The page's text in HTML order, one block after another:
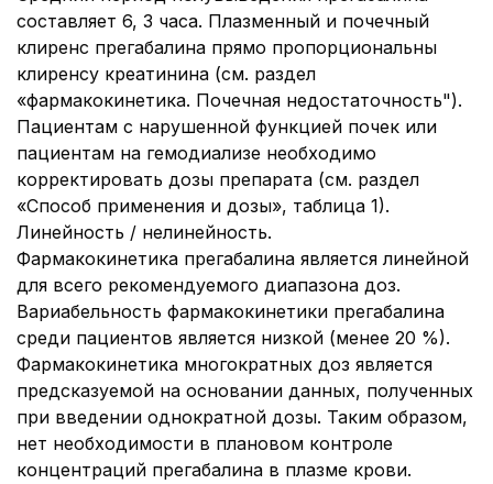
составляет 6, 3 часа. Плазменный и почечный
клиренс прегабалина прямо пропорциональны
клиренсу креатинина (см. раздел
«фармакокинетика. Почечная недостаточность").
Пациентам с нарушенной функцией почек или
пациентам на гемодиализе необходимо
корректировать дозы препарата (см. раздел
«Способ применения и дозы», таблица 1).
Линейность / нелинейность.
Фармакокинетика прегабалина является линейной
для всего рекомендуемого диапазона доз.
Вариабельность фармакокинетики прегабалина
среди пациентов является низкой (менее 20 %).
Фармакокинетика многократных доз является
предсказуемой на основании данных, полученных
при введении однократной дозы. Таким образом,
нет необходимости в плановом контроле
концентраций прегабалина в плазме крови.